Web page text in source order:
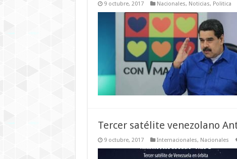
9 octubre, 2017 Nacionales, Noticias, Politica
Tercer satélite venezolano
9 octubre, 2017 Internacionales, Nacionales